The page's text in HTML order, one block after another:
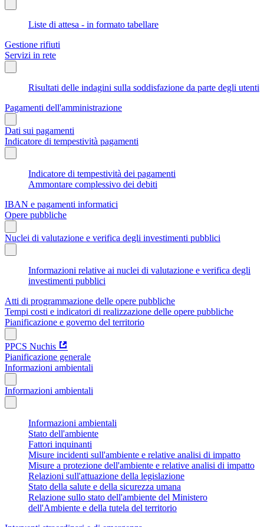
Liste di attesa - in formato tabellare
Gestione rifiuti
Servizi in rete
Risultati delle indagini sulla soddisfazione da parte degli utenti
Pagamenti dell'amministrazione
Dati sui pagamenti
Indicatore di tempestività pagamenti
Indicatore di tempestività dei pagamenti
Ammontare complessivo dei debiti
IBAN e pagamenti informatici
Opere pubbliche
Nuclei di valutazione e verifica degli investimenti pubblici
Informazioni relative ai nuclei di valutazione e verifica degli
investimenti pubblici
Atti di programmazione delle opere pubbliche
Tempi costi e indicatori di realizzazione delle opere pubbliche
Pianificazione e governo del territorio
PPCS Nuchis
Pianificazione generale
Informazioni ambientali
Informazioni ambientali
Informazioni ambientali
Stato dell'ambiente
Fattori inquinanti
Misure incidenti sull'ambiente e relative analisi di impatto
Misure a protezione dell'ambiente e relative analisi di impatto
Relazioni sull'attuazione della legislazione
Stato della salute e della sicurezza umana
Relazione sullo stato dell'ambiente del Ministero
dell'Ambiente e della tutela del territorio